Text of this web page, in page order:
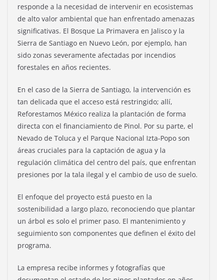
responde a la necesidad de intervenir en ecosistemas
de alto valor ambiental que han enfrentado amenazas
significativas. El Bosque La Primavera en Jalisco y la
Sierra de Santiago en Nuevo León, por ejemplo, han
sido zonas severamente afectadas por incendios
forestales en años recientes.
En el caso de la Sierra de Santiago, la intervención es
tan delicada que el acceso está restringido; allí,
Reforestamos México realiza la plantación de forma
directa con el financiamiento de Pinol. Por su parte, el
Nevado de Toluca y el Parque Nacional Izta-Popo son
áreas cruciales para la captación de agua y la
regulación climática del centro del país, que enfrentan
presiones por la tala ilegal y el cambio de uso de suelo.
El enfoque del proyecto está puesto en la
sostenibilidad a largo plazo, reconociendo que plantar
un árbol es solo el primer paso. El mantenimiento y
seguimiento son componentes que definen el éxito del
programa.
La empresa recibe informes y fotografías que